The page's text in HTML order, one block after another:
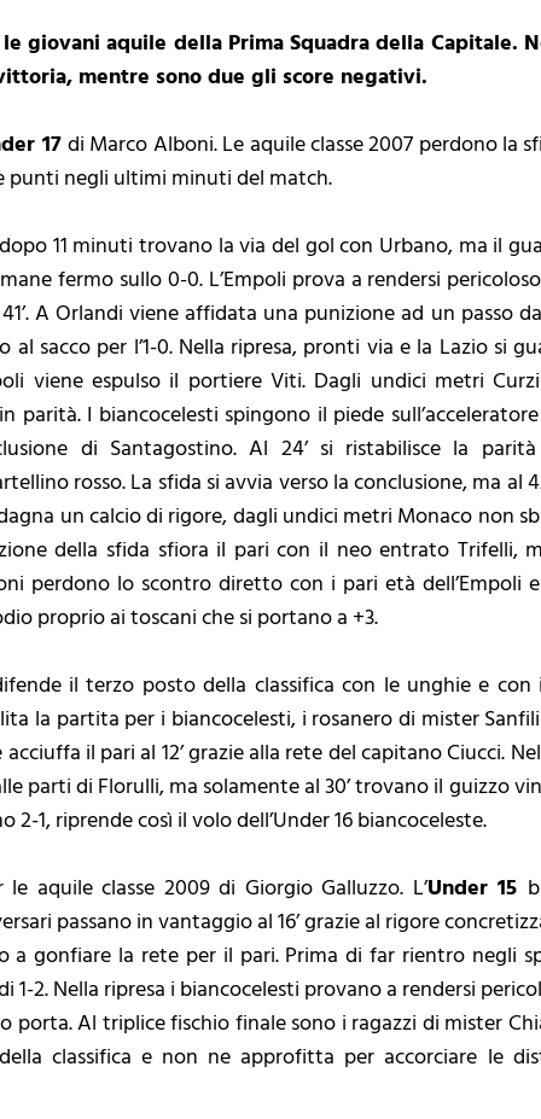
giovani aquile della Prima Squadra della Capitale.
mentre sono due gli score negativi.
17di Marco Alboni. Le aquile classe 2007 perdono la
punti negli ultimi minuti del match.
11 minuti trovano la via del gol con Urbano, ma il
fermo sullo 0-0. L’Empoli prova a rendersi
A Orlandi viene affidata una punizione ad un passo
sacco per l’1-0. Nella ripresa, pronti via e la Lazio si
viene espulso il portiere Viti. Dagli undici metri
I biancocelesti spingono il piede
di Santagostino. Al 24’ si ristabilisce la
rosso. La sfida si avvia verso la conclusione, ma al
un calcio di rigore, dagli undici metri Monaco non
della sfida sfiora il pari con il neo entrato Trifelli,
perdono lo scontro diretto con i pari età dell’Empoli
proprio ai toscani che si portano a +3.
il terzo posto della classifica con le unghie e
la partita per i biancocelesti, i rosanero di mister
il pari al 12’ grazie alla rete del capitano Ciucci.
parti di Florulli, ma solamente al 30’ trovano il guizzo
1, riprende così il volo dell’Under 16 biancoceleste.
aquile classe 2009 di Giorgio Galluzzo. L’Under 15
passano in vantaggio al 16’ grazie al rigore
a gonfiare la rete per il pari. Prima di far rientro negli
2. Nella ripresa i biancocelesti provano a rendersi
porta. Al triplice fischio finale sono i ragazzi di mister
classifica e non ne approfitta per accorciare le